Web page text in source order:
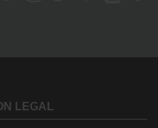
LEGAL